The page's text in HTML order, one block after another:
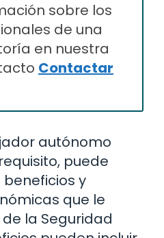
sobre los
de una
en nuestra
Contactar
autónomo
puede
y
que le
la Seguridad